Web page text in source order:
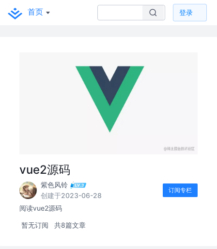
首页 登录
vue2源码
紫色风铃
创建于2023-06-28
订阅专栏
阅读vue2源码
暂无订阅 共8篇文章